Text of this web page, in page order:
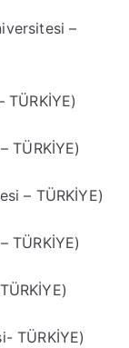
–
TÜRKİYE)
TÜRKİYE)
– TÜRKİYE)
TÜRKİYE)
TÜRKİYE)